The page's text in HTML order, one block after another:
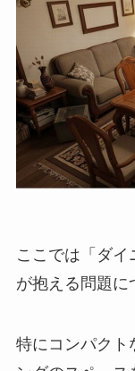
ここでは「ダイ
が抱える問題に
特にコンパクト